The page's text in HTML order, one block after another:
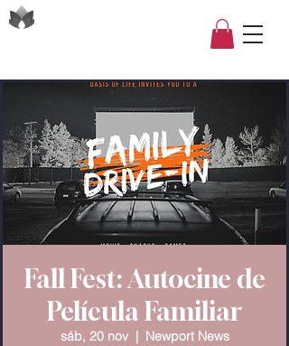
Fall Fest: Autocine de
Película Familiar
sáb, 20 nov
  |
Newport News